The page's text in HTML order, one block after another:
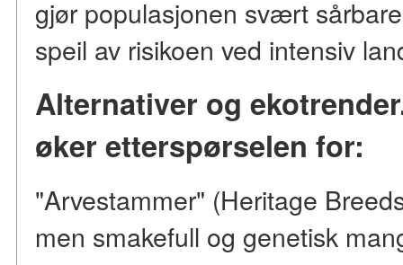
gjør populasjonen svært
speil av risikoen ved intensiv
Alternativer og
øker etterspørselen for:
"Arvestammer" (Heritage
men smakefull og genetisk